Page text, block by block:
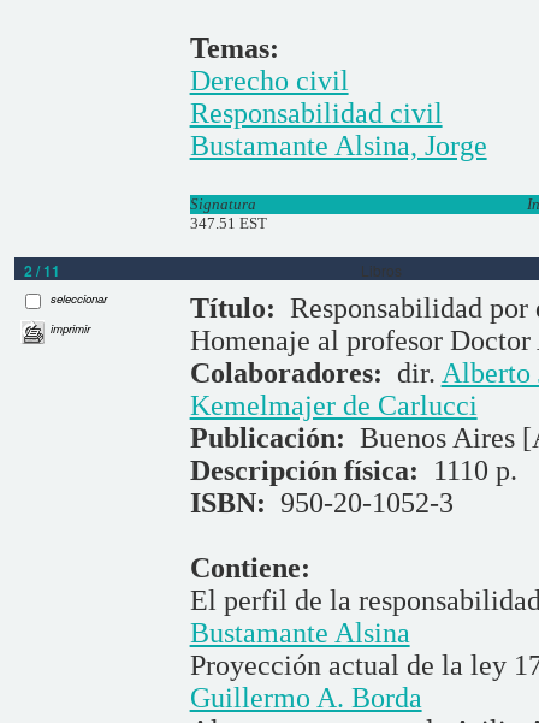
Temas:
Derecho civil
Responsabilidad civil
Bustamante Alsina, Jorge
Signatura
347.51 EST
2 / 11 Libros
seleccionar
imprimir
Título: Responsabilidad
Homenaje al profesor
Colaboradores: dir. Alberto
Kemelmajer de Carlucci
Publicación: Buenos Aires
Descripción física: 1110 p.
ISBN: 950-20-1052-3
Contiene:
El perfil de la
Bustamante Alsina
Proyección actual de la ley
Guillermo A. Borda